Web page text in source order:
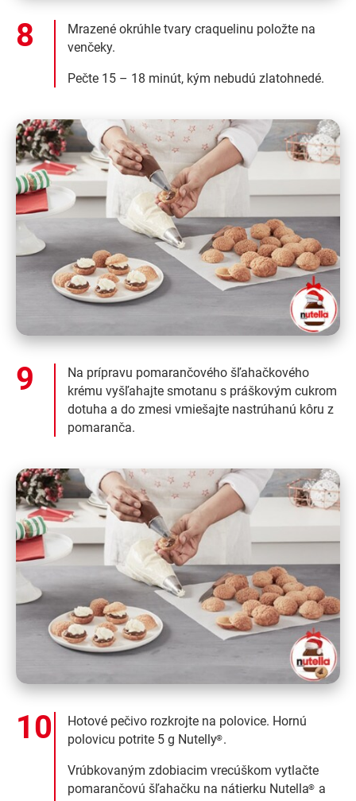
Mrazené okrúhle tvary craquelinu položte na
venčeky.
Pečte 15 – 18 minút, kým nebudú zlatohnedé.
Na prípravu pomarančového šľahačkového
krému vyšľahajte smotanu s práškovým cukrom
dotuha a do zmesi vmiešajte nastrúhanú kôru z
pomaranča.
Hotové pečivo rozkrojte na polovice. Hornú
polovicu potrite 5 g Nutelly®.
Vrúbkovaným zdobiacim vrecúškom vytlačte
pomarančovú šľahačku na nátierku Nutella® a